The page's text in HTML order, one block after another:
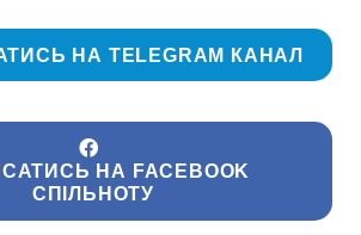
НА TELEGRAM КАНАЛ
НА FACEBOOK
СПІЛЬНОТУ